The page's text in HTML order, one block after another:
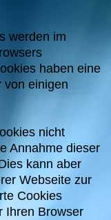
werden im
haben eine
von einigen
nicht
Annahme dieser
kann aber
Webseite zur
Cookies
Ihren Browser